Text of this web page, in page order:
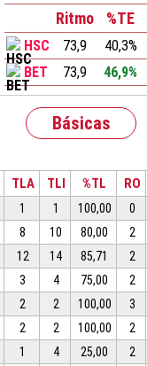
Ritmo
%TE
HSC 73,9 40,3%
BET
73,9 46,9%
Básicas
TLA TLI %TL RO
1 1 100,00 0
8 10 80,00 2
12 14 85,71 2
3 4 75,00 2
2 2 100,00 3
2 2 100,00 2
1 4 25,00 2